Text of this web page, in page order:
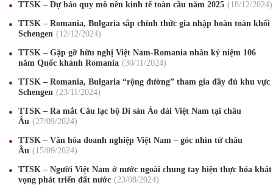
TTSK – Dự báo quy mô nền kinh tế toàn cầu năm 2025 18/12/2024
TTSK – Romania, Bulgaria sắp chính thức gia nhập hoàn toàn khối
Schengen
12/12/2024
TTSK – Gặp gỡ hữu nghị Việt Nam-Romania nhân kỷ niệm 106
năm Quốc khánh Romania
30/11 /2024
TTSK – Romania, Bulgaria “rộng đường” tham gia đầy đủ khu vực
Schengen
23/11 /2024
TTSK – Ra mắt Câu lạc bộ Di sản Áo dài Việt Nam tại châu
Âu
27/09/2024
TTSK – Văn hóa doanh nghiệp Việt Nam – góc nhìn từ châu
Âu
15/09/2024
TTSK – Người Việt Nam ở nước ngoài chung tay hiện thực hóa khát
vọng phát triển đất nước
23/08/2024
Mừng Xuân Canh Tý 2020
Chúc mừng Giáng sinh và Năm mới 2020
Mừng Xuân Kỷ Hợi 2019 /02/2019
Chúc mừng Giáng sinh và Năm mới 2019 22/12/2018
Mừng Xuân Bính Ngọ 2026 15 /02 /2026
Chúc mừng Giáng sinh và Năm mới 2025